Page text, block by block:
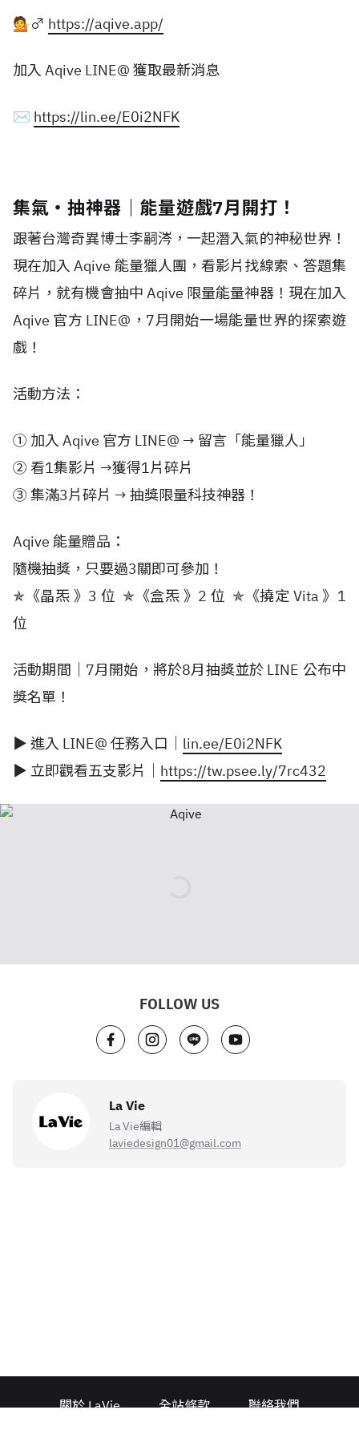
💁♂️ https://aqive.app/
加入 Aqive LINE@ 獲取最新消息
✉️ https://lin.ee/E0i2NFK
集氣・抽神器｜能量遊戲7月開打！
跟著台灣奇異博士李嗣涔，一起潛入氣的神秘世界！
現在加入 Aqive 能量獵人團，看影片找線索、答題集
碎片，就有機會抽中 Aqive 限量能量神器！現在加入
Aqive 官方 LINE@，7月開始一場能量世界的探索遊
戲！
活動方法：
① 加入 Aqive 官方 LINE@ → 留言「能量獵人」
② 看1集影片 →獲得1片碎片
③ 集滿3片碎片 → 抽獎限量科技神器！
Aqive 能量贈品：
隨機抽獎，只要過3關即可參加！
✯《晶炁 》3 位 ✯《盒炁 》2 位 ✯《撓定 Vita 》1
位
活動期間｜7月開始，將於8月抽獎並於 LINE 公布中
獎名單！
▶ 進入 LINE@ 任務入口｜ lin.ee/E0i2NFK
▶ 立即觀看五支影片｜ https://tw.psee.ly/7rc432
FOLLOW US
La Vie
La Vie編輯
laviedesign01@gmail.com
關於 LaVie 全站條款
聯絡我們